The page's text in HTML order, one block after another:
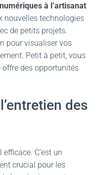
à l’artisanat
nouvelles technologies
de petits projets.
pour visualiser vos
Petit à petit, vous
offre des opportunités
des
C’est un
crucial pour les